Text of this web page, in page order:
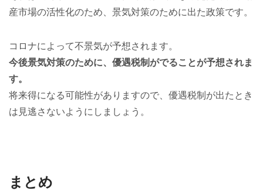
産市場の活性化のため、景気対策のために出た政策です。
コロナによって不景気が予想されます。
今後景気対策のために、優遇税制がでることが予想されま
す。
将来得になる可能性がありますので、優遇税制が出たとき
は見逃さないようにしましょう。
まとめ